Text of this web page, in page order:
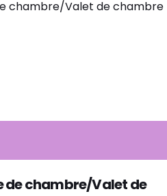
de chambre/Valet de